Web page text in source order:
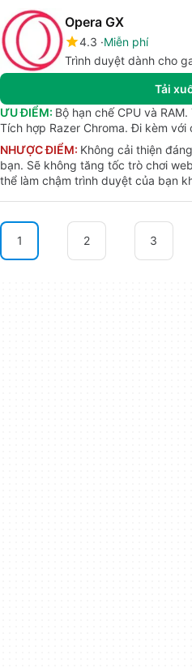
Opera GX
4.3 Miễn phí
Trình duyệt dành cho
Tải
ƯU ĐIỂM: Bộ hạn chế CPU và
Tích hợp Razer Chroma. Đi kèm
NHƯỢC ĐIỂM: Không cải thiện
bạn. Sẽ không tăng tốc trò chơi
thể làm chậm trình duyệt của bạn
1 2 3